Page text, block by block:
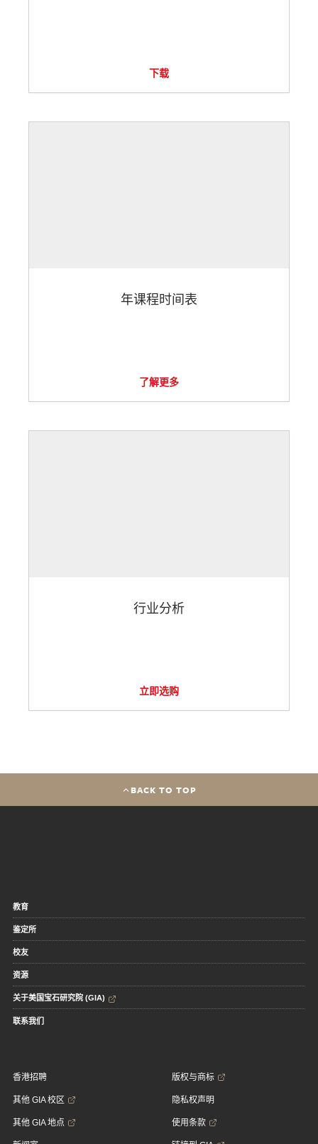
下载
年课程时间表
了解更多
行业分析
立即选购
BACK TO TOP
教育
鉴定所
校友
资源
关于美国宝石研究院 (GIA)
联系我们
香港招聘
其他 GIA 校区
其他 GIA 地点
版权与商标
隐私权声明
使用条款